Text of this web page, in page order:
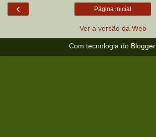
‹ Página inicial
Ver a versão da Web
Com tecnologia do Blogger.